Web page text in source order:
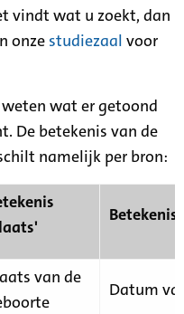
vindt wat u zoekt, dan
onze studiezaal voor
wat er getoond
De betekenis van de
namelijk per bron:
van de
Datum